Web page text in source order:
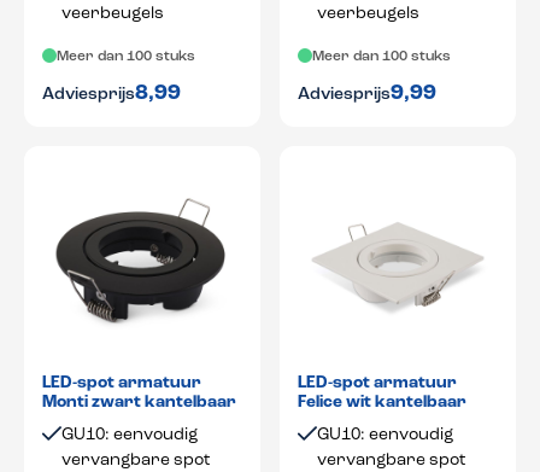
veerbeugels
Meer dan 100 stuks
Adviesprijs8,99
veerbeugels
Meer dan 100 stuks
Adviesprijs9,99
LED-spot armatuur
Monti zwart kantelbaar
GU10: eenvoudig
vervangbare spot
LED-spot armatuur
Felice wit kantelbaar
GU10: eenvoudig
vervangbare spot